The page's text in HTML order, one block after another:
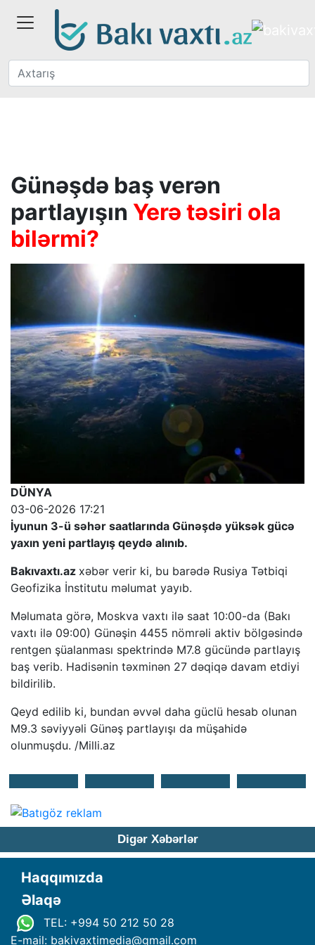
Günəşdə baş verən
partlayışın Yerə təsiri ola
bilərmi?
DÜNYA
03-06-2026 17:21
İyunun 3-ü səhər saatlarında Günəşdə yüksək gücə
yaxın yeni partlayış qeydə alınıb.
Bakıvaxtı.az xəbər verir ki, bu barədə Rusiya Tətbiqi
Geofizika İnstitutu məlumat yayıb.
Məlumata görə, Moskva vaxtı ilə saat 10:00-da (Bakı
vaxtı ilə 09:00) Günəşin 4455 nömrəli aktiv bölgəsində
rentgen şüalanması spektrində M7.8 gücündə partlayış
baş verib. Hadisənin təxminən 27 dəqiqə davam etdiyi
bildirilib.
Qeyd edilib ki, bundan əvvəl daha güclü hesab olunan
M9.3 səviyyəli Günəş partlayışı da müşahidə
olunmuşdu. /Milli.az
Digər Xəbərlər
Haqqımızda
Əlaqə
TEL: +994 50 212 50 28
E-mail: bakivaxtimedia@gmail.com